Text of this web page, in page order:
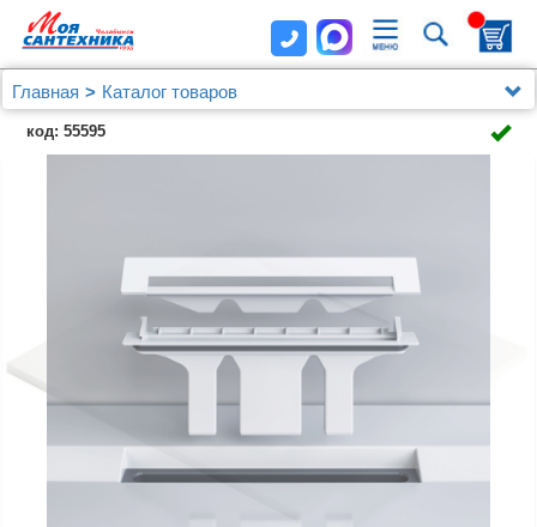
Главная
Каталог товаров
Душевые уголки, ограждения, поддоны
Душевые шторки (ограждения) на ванну и поддоны
код: 55595